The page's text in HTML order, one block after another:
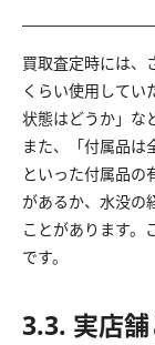
買取査定時には、
くらい使用してい
状態はどうか」な
また、「付属品は
といった付属品の
があるか、水没の
ことがあります。
です。
3.3. 実店